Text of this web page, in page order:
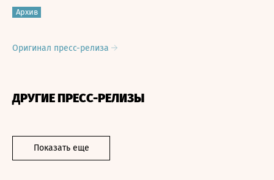
Архив
Оригинал пресс-релиза
ДРУГИЕ ПРЕСС-РЕЛИЗЫ
Показать еще